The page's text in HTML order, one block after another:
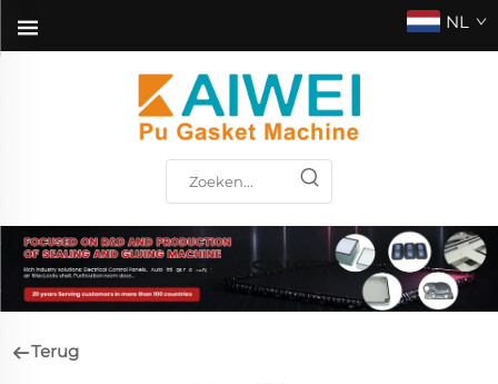
NL
TOEPASSINGEN
Terug